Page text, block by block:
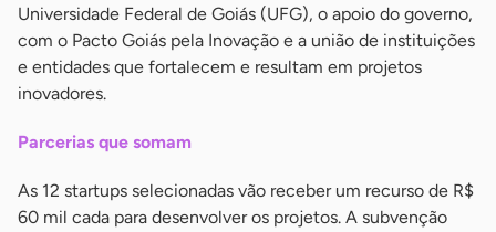
Universidade Federal de Goiás (UFG), o apoio do governo,
com o Pacto Goiás pela Inovação e a união de instituições
e entidades que fortalecem e resultam em projetos
inovadores.
Parcerias que somam
As 12 startups selecionadas vão receber um recurso de R$
60 mil cada para desenvolver os projetos. A subvenção